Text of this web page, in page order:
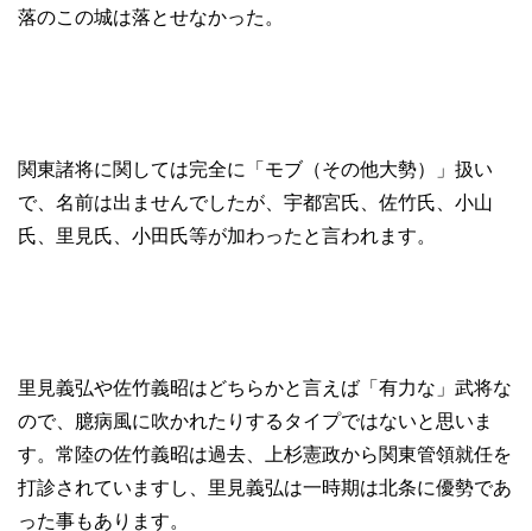
落のこの城は落とせなかった。
関東諸将に関しては完全に「モブ（その他大勢）」扱い
で、名前は出ませんでしたが、宇都宮氏、佐竹氏、小山
氏、里見氏、小田氏等が加わったと言われます。
里見義弘や佐竹義昭はどちらかと言えば「有力な」武将な
ので、臆病風に吹かれたりするタイプではないと思いま
す。常陸の佐竹義昭は過去、上杉憲政から関東管領就任を
打診されていますし、里見義弘は一時期は北条に優勢であ
った事もあります。